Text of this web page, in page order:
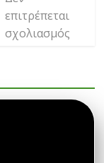
επιτρέπεται
σχολιασμός